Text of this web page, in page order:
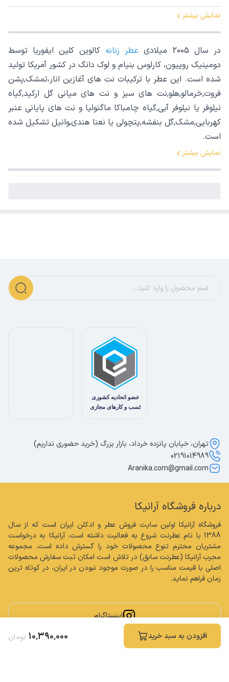
افزودن به سبد خرید ۱۰٬۳۹۰٬۰۰۰ تومان
نمایش بیشتر
در سال 2005 میلادی عطر زنانه کالوین کلین ایفوریا توسط
دومینیک روپیون، کارلوس بنیام و لوک دانگ در کشور آمریکا تولید
شده است. این عطر با ترکیبات نت های آغازین انار،تمشک,پشن
فروت,خرمالو,هلو,نت های سبز و نت های میانی گل ارکید,گیاه
نیلوفر یا نیلوفر آبی,گیاه چامباکا ماگنولیا و نت های پایانی عنبر
کهربایی,مشک,گل بنفشه,پتچولی یا نعنا هندی,وانیل تشکیل شده
است.
نمایش بیشتر
درباره فروشگاه آرانیکا
زمان فراهم نماید.
اینستاگرام
تهران، خیابان پانزده خرداد، بازار بزرگ (خرید حضوری نداریم)
02191014989
Aranika.com@gmail.com
کلیه حقوق مادی و معنوی این سایت محفوظ و متعلق به فروشگاه آرانیکا می باشد.